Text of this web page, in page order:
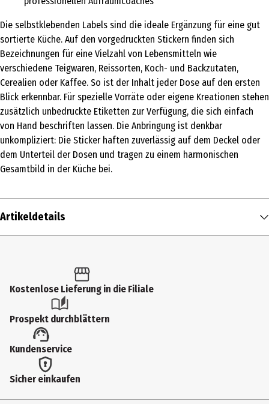
Die selbstklebenden Labels sind die ideale Ergänzung für eine gut
sortierte Küche. Auf den vorgedruckten Stickern finden sich
Bezeichnungen für eine Vielzahl von Lebensmitteln wie
verschiedene Teigwaren, Reissorten, Koch- und Backzutaten,
Cerealien oder Kaffee. So ist der Inhalt jeder Dose auf den ersten
Blick erkennbar. Für spezielle Vorräte oder eigene Kreationen stehen
zusätzlich unbedruckte Etiketten zur Verfügung, die sich einfach
von Hand beschriften lassen. Die Anbringung ist denkbar
unkompliziert: Die Sticker haften zuverlässig auf dem Deckel oder
dem Unterteil der Dosen und tragen zu einem harmonischen
Gesamtbild in der Küche bei.
Artikeldetails
Produkttyp
Spezialhelfer (Sammelkategorie)
18 cm
Kostenlose Lieferung in die Filiale
Prospekt durchblättern
Kundenservice
Sicher einkaufen